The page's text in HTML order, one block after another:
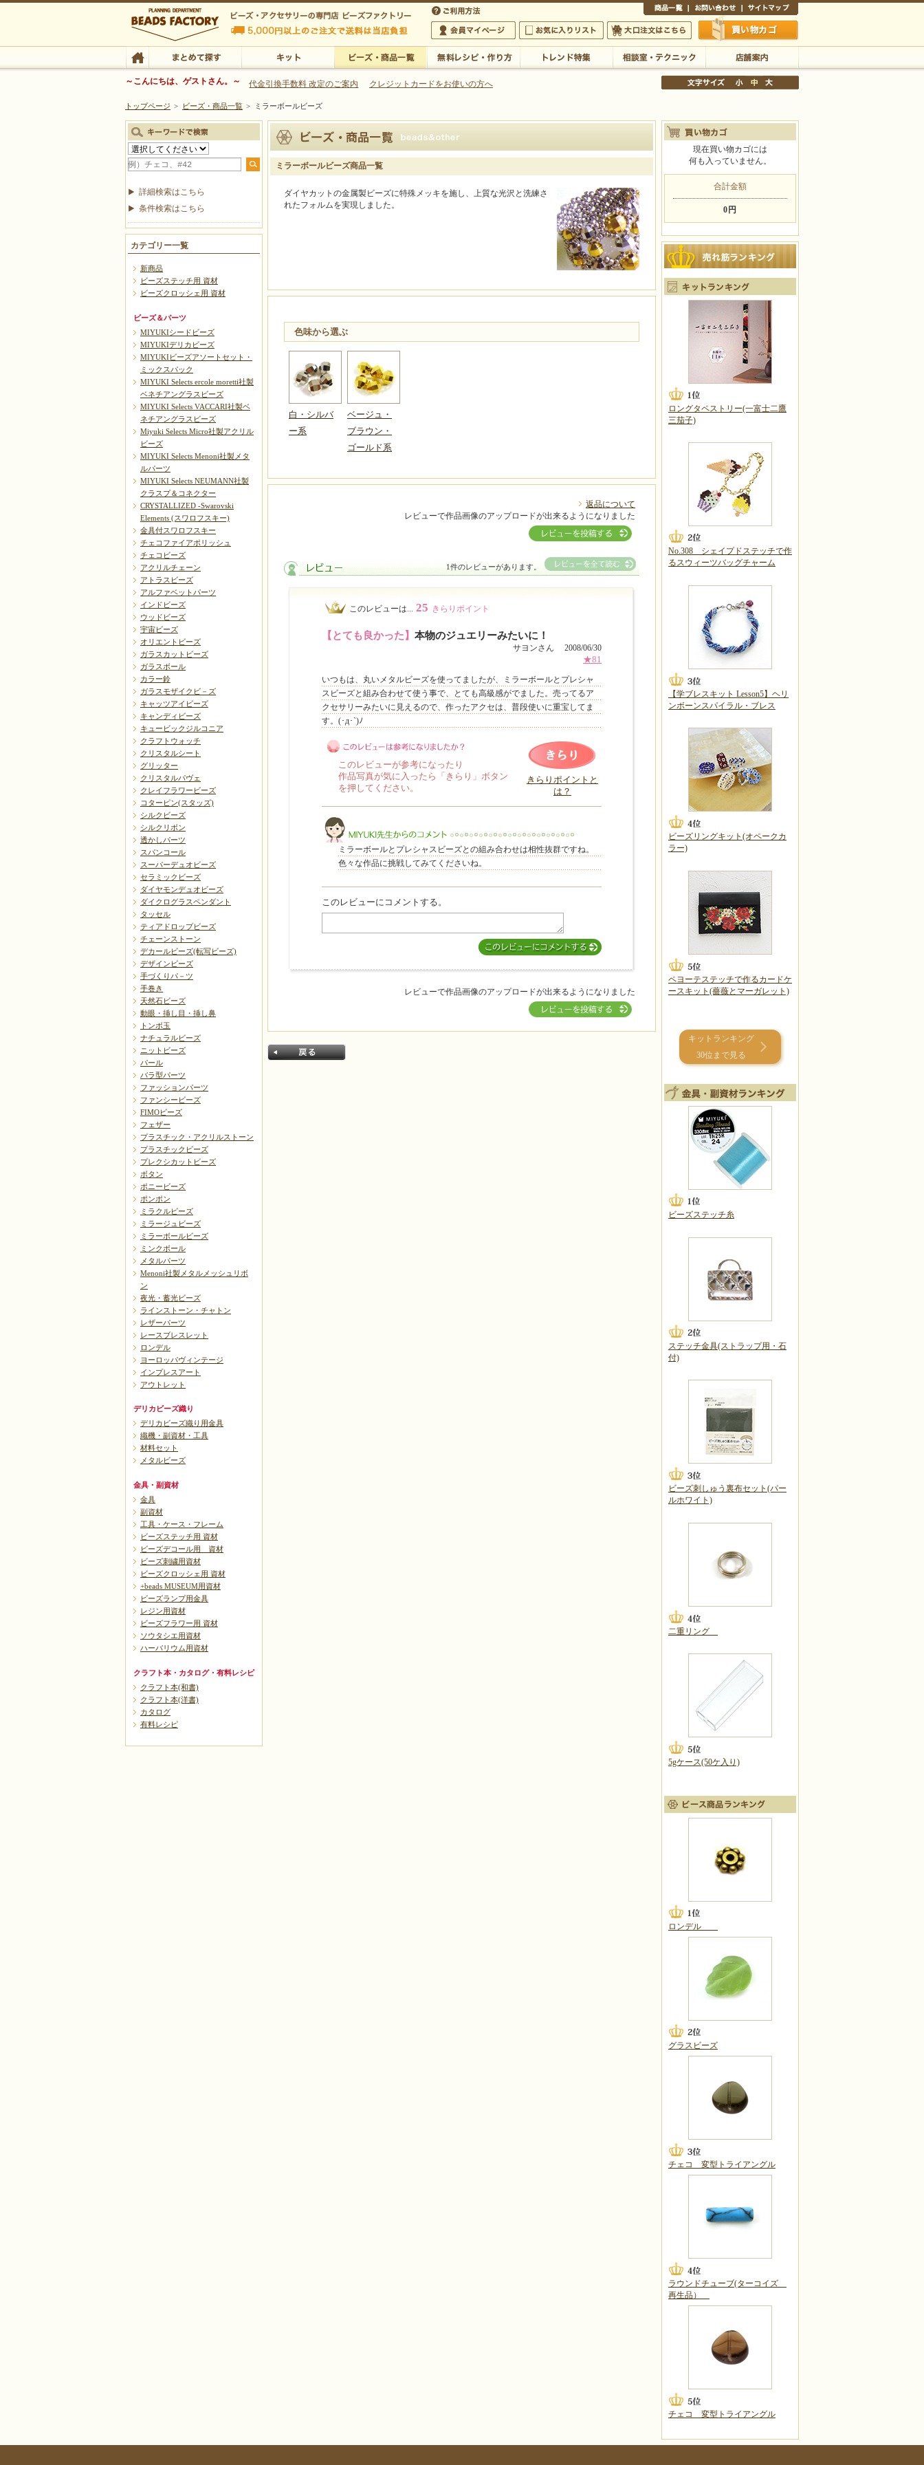
ビーズファクトリー ビーズ・パーツ・金具など・アクセサリーの専門店
ビーズ・アクセサリーの専門店 ビーズファクトリー 5,000円以上のご注文で送料は当店が負担いたします
ビーズ・アクセサリーの専門店 ビーズファクトリー 5,000円以上のご注文で送料は当店が負担いたします
会員マイページ
お気に入りリスト 大口注文はこちら 買い物かご
TOP まとめて探す 店舗案内
～こんにちは、ゲストさん。～ 代金引換手数料 改定のご案内 クレジットカードをお使いの方へ
トップページ > ビーズ・商品一覧 > ミラーボールビーズ
ミラーボールビーズ商品一覧
ダイヤカットの金属製ビーズに特殊メッキを施し、上質な光沢と洗練さ
れたフォルムを実現しました。
色味から選ぶ
白・シルバ
ー系
ベージュ・
ブラウン・
ゴールド系
返品について
レビューで作品画像のアップロードが出来るようになりました
1件のレビューがあります。
このレビューは... 25 きらりポイント
【とても良かった】 本物のジュエリーみたいに！
サヨンさん 2008/06/30
★81
いつもは、丸いメタルビーズを使ってましたが、ミラーボールとプレシャ
スビーズと組み合わせて使う事で、とても高級感がでました。売ってるア
クセサリーみたいに見えるので、作ったアクセは、普段使いに重宝してま
す。(･д･`)ﾉ
このレビューは参考になりましたか？
このレビューが参考になったり
作品写真が気に入ったら「きらり」ボタン
を押してください。
きらりポイントと
は？
ミラーボールとプレシャスビーズとの組み合わせは相性抜群ですね。
色々な作品に挑戦してみてくださいね。
このレビューにコメントする。
レビューで作品画像のアップロードが出来るようになりました
詳細検索はこちら
条件検索はこちら
カテゴリー一覧
新商品
ビーズステッチ用 資材
ビーズクロッシェ用 資材
ビーズ＆パーツ
MIYUKIシードビーズ
MIYUKIデリカビーズ
MIYUKIビーズアソートセット・
ミックスパック
MIYUKI Selects ercole moretti社製
ベネチアングラスビーズ
MIYUKI Selects VACCARI社製ベ
ネチアングラスビーズ
Miyuki Selects Micro社製アクリル
ビーズ
MIYUKI Selects Menoni社製メタ
ルパーツ
MIYUKI Selects NEUMANN社製
クラスプ＆コネクター
CRYSTALLIZED -Swarovski
Elements (スワロフスキー)
金具付スワロフスキー
チェコファイアポリッシュ
チェコビーズ
アクリルチェーン
アトラスビーズ
アルファベットパーツ
インドビーズ
ウッドビーズ
宇宙ビーズ
オリエントビーズ
ガラスカットビーズ
ガラスボール
カラー鈴
ガラスモザイクビ－ズ
キャッツアイビーズ
キャンディビーズ
キュービックジルコニア
クラフトウォッチ
クリスタルシート
グリッター
クリスタルパヴェ
クレイフラワービーズ
コターピン(スタッズ)
シルクビーズ
シルクリボン
透かしパーツ
スパンコール
スーパーデュオビーズ
セラミックビーズ
ダイヤモンデュオビーズ
ダイクログラスペンダント
タッセル
ティアドロップビーズ
チェーンストーン
デカールビーズ(転写ビーズ)
デザインビーズ
手づくりパ－ツ
手巻き
天然石ビーズ
動眼・挿し目・挿し鼻
トンボ玉
ナチュラルビーズ
ニットビーズ
パール
バラ型パーツ
ファッションパーツ
ファンシービーズ
FIMOビーズ
フェザー
プラスチック・アクリルストーン
プラスチックビーズ
プレクシカットビーズ
ボタン
ポニービーズ
ポンポン
ミラクルビーズ
ミラージュビーズ
ミラーボールビーズ
ミンクボール
メタルパーツ
Menoni社製メタルメッシュリボ
ン
夜光・蓄光ビーズ
ラインストーン・チャトン
レザーパーツ
レースブレスレット
ロンデル
ヨーロッパヴィンテージ
インプレスアート
アウトレット
デリカビーズ織り
デリカビーズ織り用金具
織機・副資材・工具
材料セット
メタルビーズ
金具・副資材
金具
副資材
工具・ケース・フレーム
ビーズステッチ用 資材
ビーズデコール用 資材
ビーズ刺繍用資材
ビーズクロッシェ用 資材
+beads MUSEUM用資材
ビーズランプ用金具
レジン用資材
ビーズフラワー用 資材
ソウタシエ用資材
ハーバリウム用資材
クラフト本・カタログ・有料レシピ
クラフト本(和書)
クラフト本(洋書)
カタログ
有料レシピ
現在買い物カゴには
何も入っていません。
合計金額
0円
ロングタペストリー(一富士二鷹
三茄子)
No.308 シェイプドステッチで作
るスウィーツバッグチャーム
【学ブレスキット Lesson5】ヘリ
ンボーンスパイラル・ブレス
ビーズリングキット(オペークカ
ラー)
ペヨーテステッチで作るカードケ
ースキット(薔薇とマーガレット)
キットランキング
30位まで見る
ビーズステッチ糸
ステッチ金具(ストラップ用・石
付)
ビーズ刺しゅう裏布セット(パー
ルホワイト)
二重リング
5gケース(50ケ入り)
ロンデル
グラスビーズ
チェコ 変型トライアングル
ラウンドチューブ(ターコイズ
再生品）
チェコ 変型トライアングル